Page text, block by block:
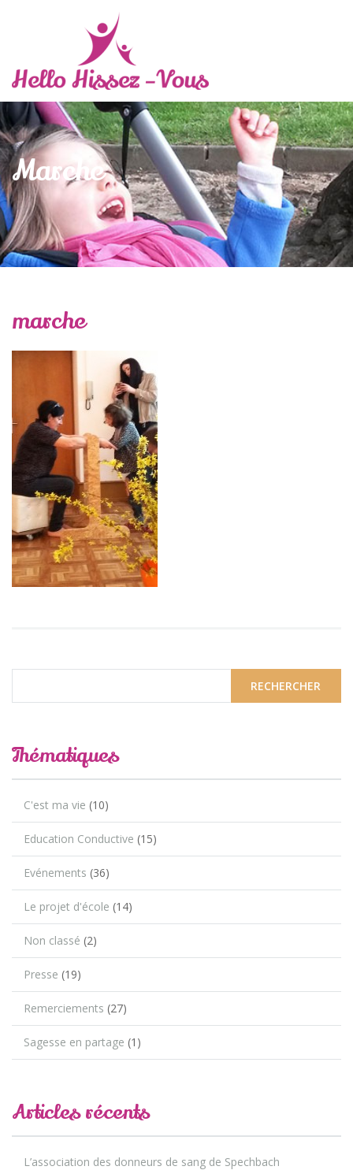
Marche
marche
Thématiques
C'est ma vie (10)
Education Conductive (15)
Evénements (36)
Le projet d'école (14)
Non classé (2)
Presse (19)
Remerciements (27)
Sagesse en partage (1)
Articles récents
L’association des donneurs de sang de Spechbach